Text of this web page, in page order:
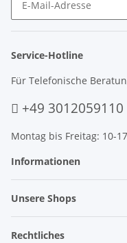
Service-Hotline
Für Telefonische
+49 3012059110
Montag bis Freitag: 10-
Informationen
Unsere Shops
Rechtliches